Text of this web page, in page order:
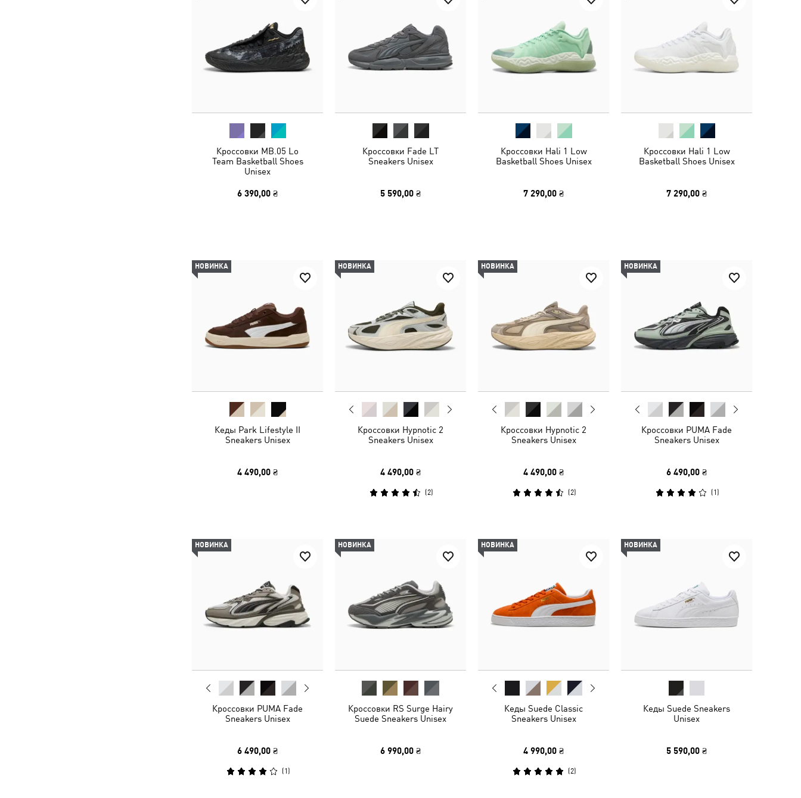
Кроссовки MB.05 Lo
Team Basketball Shoes
Unisex
6 390,00 ₴
Кроссовки Fade LT
Sneakers Unisex
5 590,00 ₴
Кроссовки Hali 1 Low
Basketball Shoes Unisex
7 290,00 ₴
Кроссовки Hali 1 Low
Basketball Shoes Unisex
7 290,00 ₴
НОВИНКА
Кеды Park Lifestyle II
Sneakers Unisex
4 490,00 ₴
НОВИНКА
Кроссовки Hypnotic 2
Sneakers Unisex
4 490,00 ₴
(2)
НОВИНКА
Кроссовки Hypnotic 2
Sneakers Unisex
4 490,00 ₴
(2)
НОВИНКА
Кроссовки PUMA Fade
Sneakers Unisex
6 490,00 ₴
(1 )
НОВИНКА
Кроссовки PUMA Fade
Sneakers Unisex
6 490,00 ₴
(1 )
НОВИНКА
Кроссовки RS Surge Hairy
Suede Sneakers Unisex
6 990,00 ₴
НОВИНКА
Кеды Suede Classic
Sneakers Unisex
4 990,00 ₴
(2)
НОВИНКА
Кеды Suede Sneakers
Unisex
5 590,00 ₴